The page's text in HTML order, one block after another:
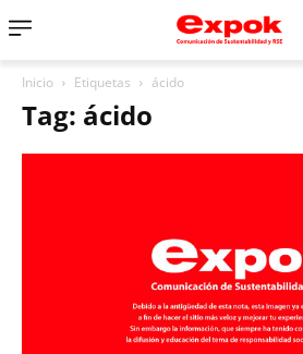
Inicio Etiquetas ácido
Tag: ácido